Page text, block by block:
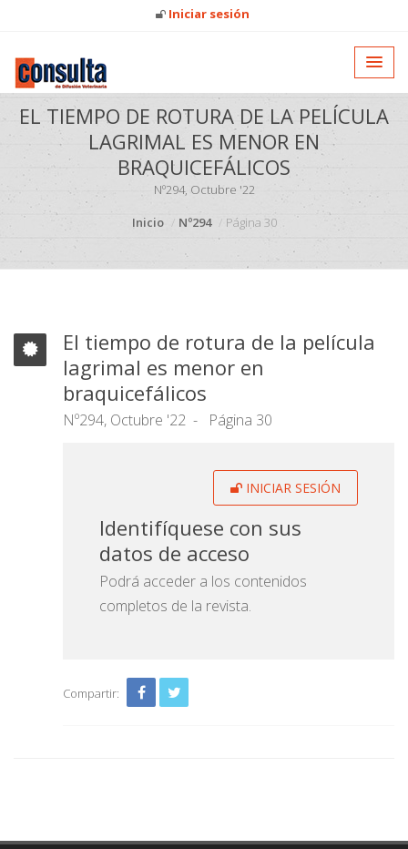
Iniciar sesión
EL TIEMPO DE ROTURA DE LA PELÍCULA
LAGRIMAL ES MENOR EN
BRAQUICEFÁLICOS
Nº294, Octubre '22
Inicio
Nº294 Página 30
El tiempo de rotura de la película
lagrimal es menor en
braquicefálicos
Nº294, Octubre '22 Página 30
INICIAR SESIÓN
Identifíquese con sus
datos de acceso
Podrá acceder a los contenidos
completos de la revista.
Compartir: